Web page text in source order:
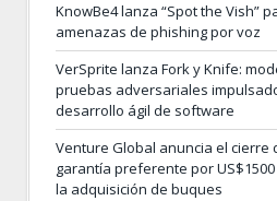
KnowBe4 lanza “Spot the Vish”
amenazas de phishing por voz
VerSprite lanza Fork y Knife:
pruebas adversariales
desarrollo ágil de software
Venture Global anuncia el cierre
garantía preferente por
la adquisición de buques